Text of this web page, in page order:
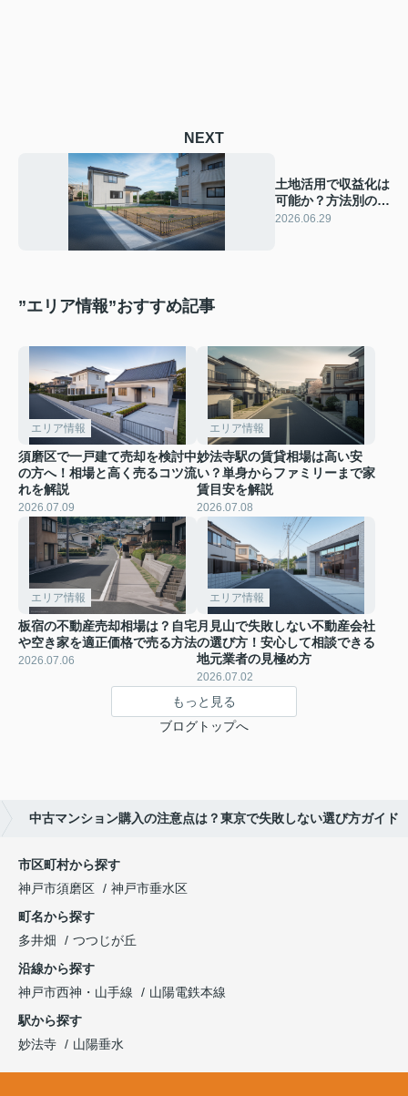
NEXT
土地活用で収益化は
可能か？方法別のメ
リットを土地所有者
2026.06.29
”エリア情報”おすすめ記事
エリア情報
須磨区で一戸建て売却を検討中
の方へ！相場と高く売るコツ流
れを解説
2026.07.09
エリア情報
妙法寺駅の賃貸相場は高い安
い？単身からファミリーまで家
賃目安を解説
2026.07.08
エリア情報
板宿の不動産売却相場は？自宅
や空き家を適正価格で売る方法
2026.07.06
エリア情報
月見山で失敗しない不動産会社
の選び方！安心して相談できる
地元業者の見極め方
2026.07.02
もっと見る
ブログトップへ
中古マンション購入の注意点は？東京で失敗しない選び方ガイド
市区町村から探す
神戸市須磨区
神戸市垂水区
町名から探す
多井畑
つつじが丘
沿線から探す
神戸市西神・山手線
山陽電鉄本線
駅から探す
妙法寺
山陽垂水